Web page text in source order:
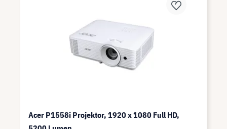
Acer P1558i Projektor, 1920 x 1080 Full HD,